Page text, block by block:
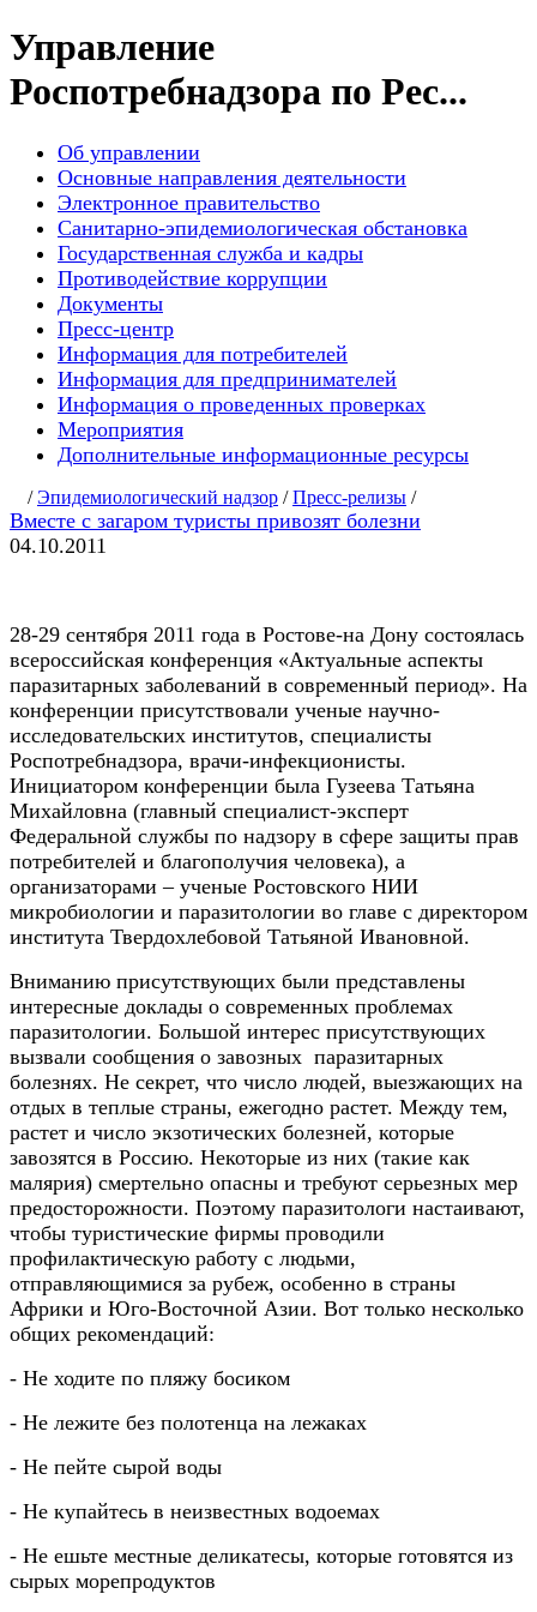
Управление
Роспотребнадзора по Рес...
Об управлении
Основные направления деятельности
Электронное правительство
Санитарно-эпидемиологическая обстановка
Государственная служба и кадры
Противодействие коррупции
Документы
Пресс-центр
Информация для потребителей
Информация для предпринимателей
Информация о проведенных проверках
Мероприятия
Дополнительные информационные ресурсы
/Эпидемиологический надзор /Пресс-релизы /
Вместе с загаром туристы привозят болезни
04.10.2011
28-29 сентября 2011 года в Ростове-на Дону состоялась
всероссийская конференция «Актуальные аспекты
паразитарных заболеваний в современный период». На
конференции присутствовали ученые научно-
исследовательских институтов, специалисты
Роспотребнадзора, врачи-инфекционисты.
Инициатором конференции была Гузеева Татьяна
Михайловна (главный специалист-эксперт
Федеральной службы по надзору в сфере защиты прав
потребителей и благополучия человека), а
организаторами – ученые Ростовского НИИ
микробиологии и паразитологии во главе с директором
института Твердохлебовой Татьяной Ивановной.
Вниманию присутствующих были представлены
интересные доклады о современных проблемах
паразитологии. Большой интерес присутствующих
вызвали сообщения о завозных паразитарных
болезнях. Не секрет, что число людей, выезжающих на
отдых в теплые страны, ежегодно растет. Между тем,
растет и число экзотических болезней, которые
завозятся в Россию. Некоторые из них (такие как
малярия) смертельно опасны и требуют серьезных мер
предосторожности. Поэтому паразитологи настаивают,
чтобы туристические фирмы проводили
профилактическую работу с людьми,
отправляющимися за рубеж, особенно в страны
Африки и Юго-Восточной Азии. Вот только несколько
общих рекомендаций:
- Не ходите по пляжу босиком
- Не лежите без полотенца на лежаках
- Не пейте сырой воды
- Не купайтесь в неизвестных водоемах
- Не ешьте местные деликатесы, которые готовятся из
сырых морепродуктов